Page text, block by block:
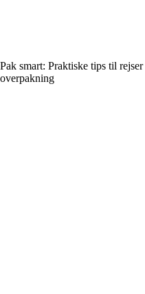
Pak smart: Praktiske tips til rejser
overpakning